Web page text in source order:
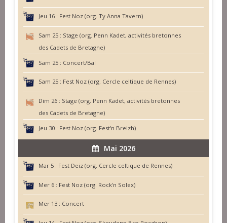
Jeu 16 : Fest Noz (org. Ty Anna Tavern)
Sam 25 : Stage (org. Penn Kadet, activités bretonnes
des Cadets de Bretagne)
Sam 25 : Concert/Bal
Sam 25 : Fest Noz (org. Cercle celtique de Rennes)
Dim 26 : Stage (org. Penn Kadet, activités bretonnes
des Cadets de Bretagne)
Jeu 30 : Fest Noz (org. Fest'n Breizh)
Mai 2026
Mar 5 : Fest Deiz (org. Cercle celtique de Rennes)
Mer 6 : Fest Noz (org. Rock'n Solex)
Mer 13 : Concert